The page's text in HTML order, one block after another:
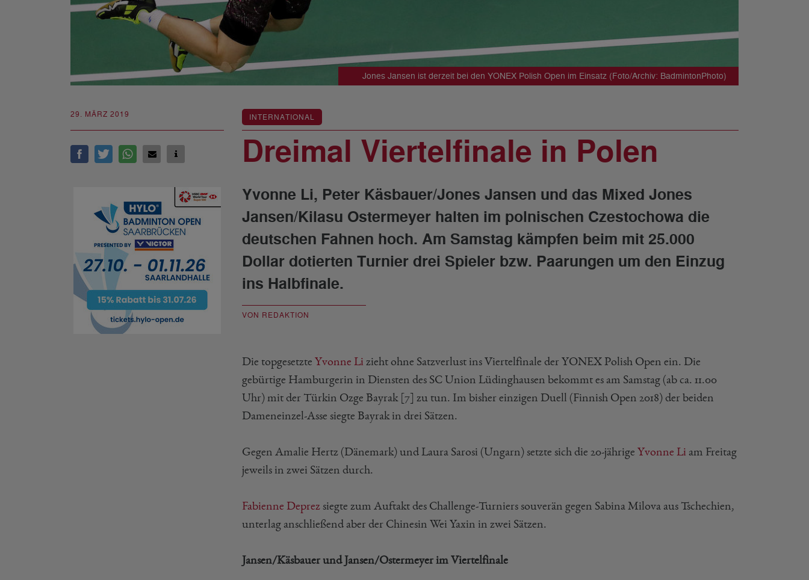
Jones Jansen ist derzeit bei den YONEX Polish Open im Einsatz (Foto/Archiv: BadmintonPhoto)
29. MÄRZ 2019 INTERNATIONAL
Dreimal Viertelfinale in Polen
Yvonne Li, Peter Käsbauer/Jones Jansen und das Mixed Jones
Jansen/Kilasu Ostermeyer halten im polnischen Czestochowa die
deutschen Fahnen hoch. Am Samstag kämpfen beim mit 25.000
Dollar dotierten Turnier drei Spieler bzw. Paarungen um den Einzug
ins Halbfinale.
VON REDAKTION
Die topgesetzte Yvonne Li zieht ohne Satzverlust ins Viertelfinale der YONEX Polish Open ein. Die
gebürtige Hamburgerin in Diensten des SC Union Lüdinghausen bekommt es am Samstag (ab ca. 11.00
Uhr) mit der Türkin Ozge Bayrak [7] zu tun. Im bisher einzigen Duell (Finnish Open 2018) der beiden
Dameneinzel-Asse siegte Bayrak in drei Sätzen.
Gegen Amalie Hertz (Dänemark) und Laura Sarosi (Ungarn) setzte sich die 20-jährige Yvonne Li am Freitag
jeweils in zwei Sätzen durch.
Fabienne Deprez siegte zum Auftakt des Challenge-Turniers souverän gegen Sabina Milova aus Tschechien,
unterlag anschließend aber der Chinesin Wei Yaxin in zwei Sätzen.
Jansen/Käsbauer und Jansen/Ostermeyer im Viertelfinale